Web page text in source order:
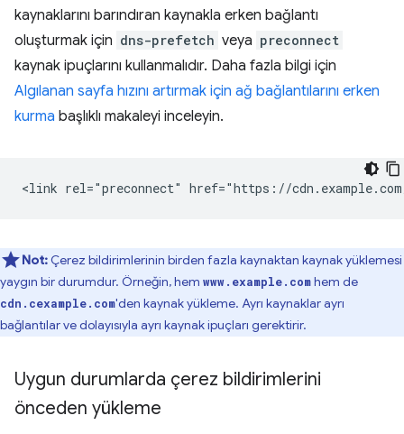
kaynaklarını barındıran kaynakla erken bağlantı
oluşturmak için dns-prefetch veya preconnect
kaynak ipuçlarını kullanmalıdır. Daha fazla bilgi için
Algılanan sayfa hızını artırmak için ağ bağlantılarını erken
kurma başlıklı makaleyi inceleyin.
Not: Çerez bildirimlerinin birden fazla kaynaktan kaynak yüklemesi
yaygın bir durumdur. Örneğin, hem www.example.comhem de
cdn.cexample.com'den kaynak yükleme. Ayrı kaynaklar ayrı
bağlantılar ve dolayısıyla ayrı kaynak ipuçları gerektirir.
Uygun durumlarda çerez bildirimlerini
önceden yükleme